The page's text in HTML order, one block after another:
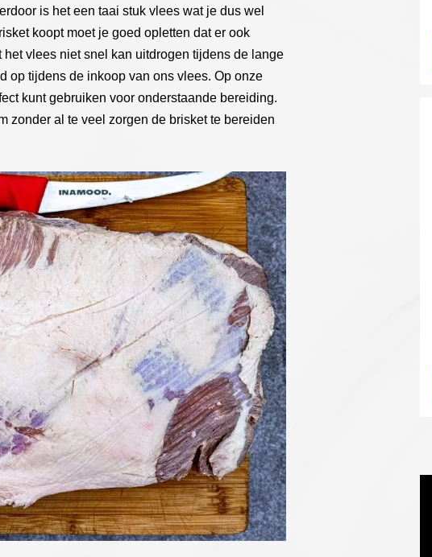
is het een taai stuk vlees wat je dus wel
koopt moet je goed opletten dat er ook
vlees niet snel kan uitdrogen tijdens de lange
op tijdens de inkoop van ons vlees. Op onze
kunt gebruiken voor onderstaande bereiding.
zonder al te veel zorgen de brisket te bereiden